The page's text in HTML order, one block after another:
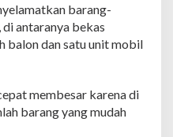
barang-
antaranya bekas
balon dan satu unit mobil
membesar karena di
barang yang mudah